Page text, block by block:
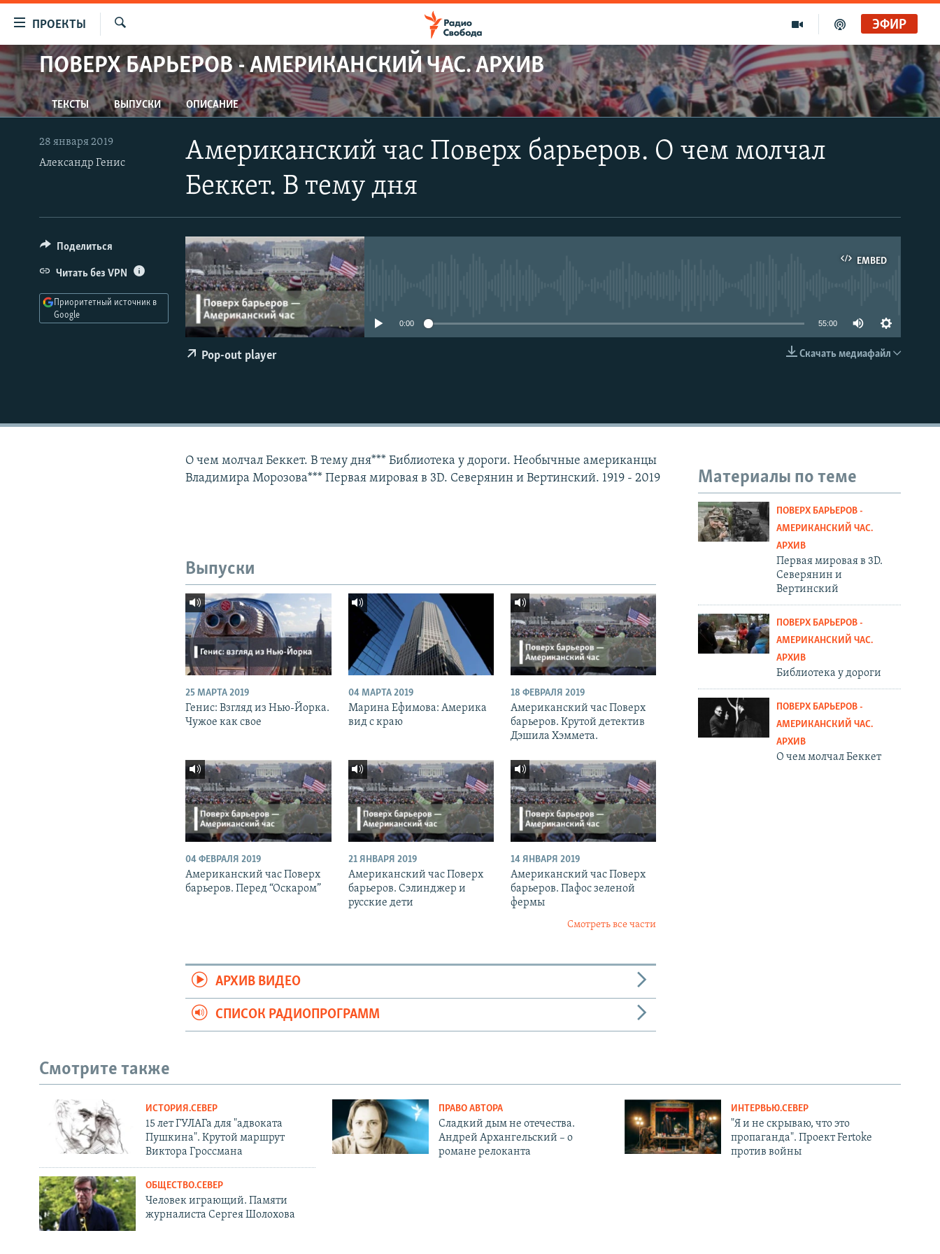
упрощенного
доступа
Вернуться
к
основному
содержанию
Вернутся
ПРОЕКТЫ
ПРОГРАММЫ
ПОДКАСТЫ
АВТОРСКИЕ ПРОЕКТЫ
ЦИТАТЫ СВОБОДЫ
МНЕНИЯ
IDEL.РЕАЛИИ
КАВКАЗ.РЕАЛИИ
СЕВЕР.РЕАЛИИ
СИБИРЬ.РЕАЛИИ
РАСПИСАНИЕ ВЕЩАНИЯ
Искать
ЭФИР
ПОВЕРХ БАРЬЕРОВ - АМЕРИКАНСКИЙ ЧАС. АРХИВ
ТЕКСТЫ ВЫПУСКИ ОПИСАНИЕ
Американский час Поверх барьеров. О чем молчал
Беккет. В тему дня
28 января 2019
Александр Генис
EMBED
EMBED
0:00 55:00
Скачать медиафайл
Pop-out player
Поделиться
Читать без VPN
Приоритетный источник в
Google
О чем молчал Беккет. В тему дня*** Библиотека у дороги. Необычные американцы
Владимира Морозова*** Первая мировая в 3D. Северянин и Вертинский. 1919 - 2019
Материалы по теме
ПОВЕРХ БАРЬЕРОВ -
АМЕРИКАНСКИЙ ЧАС.
АРХИВ
Первая мировая в 3D.
Северянин и
Вертинский
ПОВЕРХ БАРЬЕРОВ -
АМЕРИКАНСКИЙ ЧАС.
АРХИВ
Библиотека у дороги
ПОВЕРХ БАРЬЕРОВ -
АМЕРИКАНСКИЙ ЧАС.
АРХИВ
О чем молчал Беккет
Выпуски
25 МАРТА 2019
Генис: Взгляд из Нью-Йорка.
Чужое как свое
04 МАРТА 2019
Марина Ефимова: Америка
вид с краю
18 ФЕВРАЛЯ 2019
Американский час Поверх
барьеров. Крутой детектив
Дэшила Хэммета.
04 ФЕВРАЛЯ 2019
Американский час Поверх
барьеров. Перед “Оскаром”
21 ЯНВАРЯ 2019
Американский час Поверх
барьеров. Сэлинджер и
русские дети
14 ЯНВАРЯ 2019
Американский час Поверх
барьеров. Пафос зеленой
фермы
Смотреть все части
АРХИВ ВИДЕО
СПИСОК РАДИОПРОГРАММ
Смотрите также
ИСТОРИЯ.СЕВЕР
15 лет ГУЛАГа для "адвоката
Пушкина". Крутой маршрут
Виктора Гроссмана
ПРАВО АВТОРА
Сладкий дым не отечества.
Андрей Архангельский – о
романе релоканта
ИНТЕРВЬЮ.СЕВЕР
"Я и не скрываю, что это
пропаганда". Проект Fertoke
против войны
ОБЩЕСТВО.СЕВЕР
Человек играющий. Памяти
журналиста Сергея Шолохова